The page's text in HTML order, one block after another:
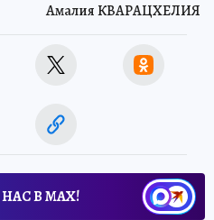
Амалия КВАРАЦХЕЛИЯ
В МАХ!